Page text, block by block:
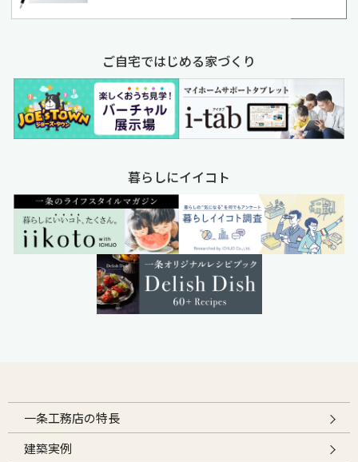
ご自宅ではじめる家づくり
暮らしにイイコト
一条工務店の特長
建築実例